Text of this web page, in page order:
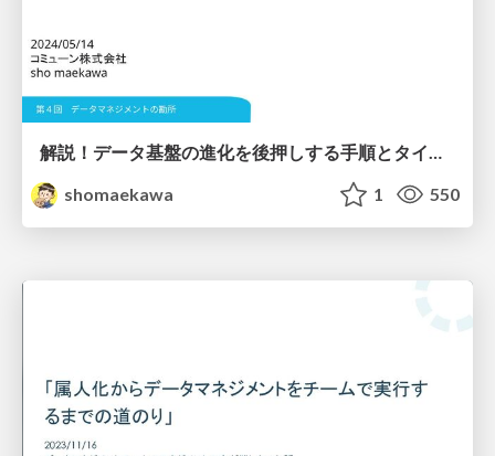
解説！データ基盤の進化を後押しする手順とタイミング
shomaekawa
1 550